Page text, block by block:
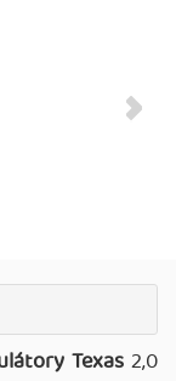
Texas 2,0